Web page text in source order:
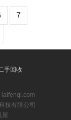
7
手回收
laifenqi.com
技有限公司
屋